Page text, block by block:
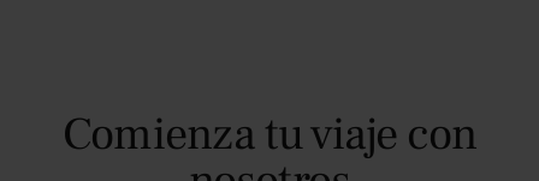
Comienza tu viaje con